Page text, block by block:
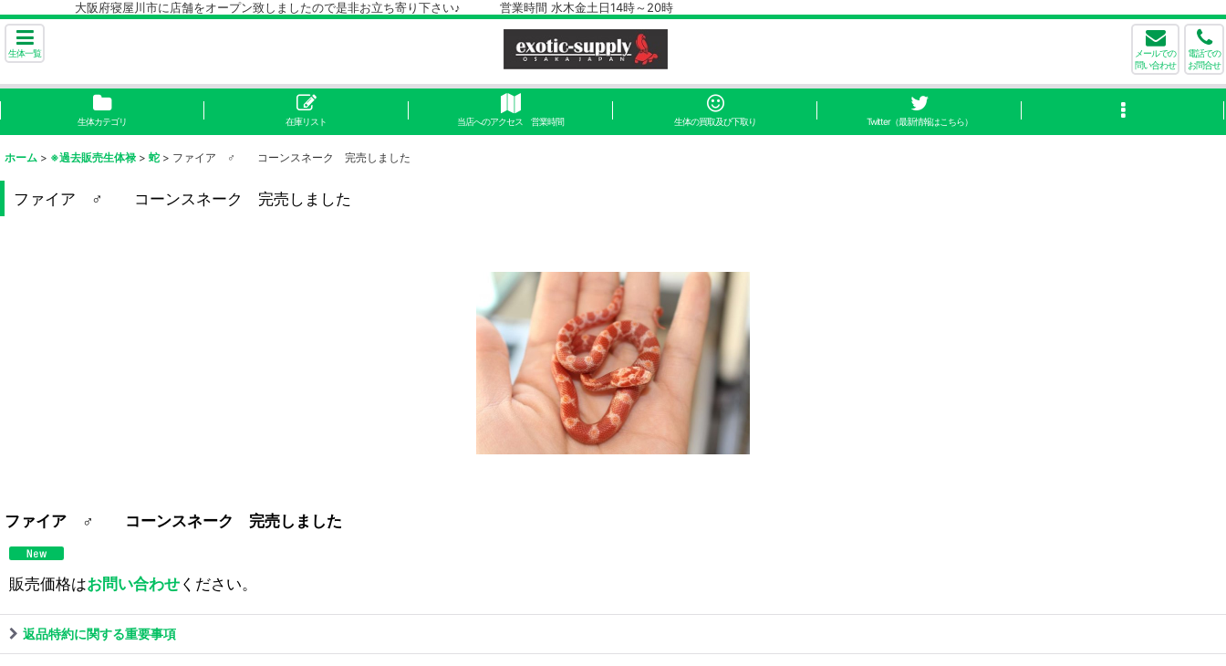
大阪府寝屋川市に店舗をオープン致しましたので是非お立ち寄り下さい♪ 営業時間 水木金土日14時～20時
生体一覧
メールでの
問い合わせ
電話での
お問合せ
生体カテゴリ 在庫リスト 当店へのアクセス 営業時間 生体の買取及び下取り Twitter（最新情報はこちら）
ホーム > ※過去販売生体禄 > 蛇 > ファイア ♂ コーンスネーク 完売しました
ファイア ♂ コーンスネーク 完売しました
ファイア ♂ コーンスネーク 完売しました
販売価格はお問い合わせください。
返品特約に関する重要事項